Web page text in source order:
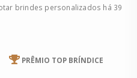
brindes personalizados há 39
PRÊMIO TOP BRÍNDICE